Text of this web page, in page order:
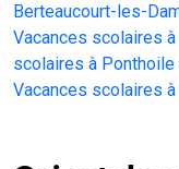
Berteaucourt-les-
Vacances scolaires
scolaires à Ponthoile
Vacances scolaires